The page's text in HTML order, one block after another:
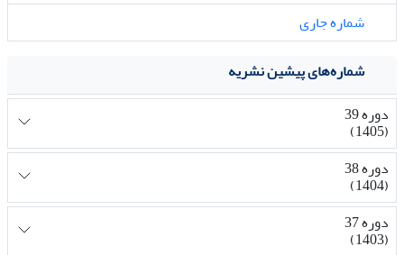
شماره جاری
شماره‌های پیشین نشریه
دوره 39
(1405)
دوره 38
(1404)
دوره 37
(1403)